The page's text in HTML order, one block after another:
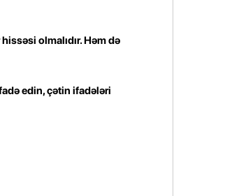
olmalıdır. Həm də
edin, çətin ifadələri